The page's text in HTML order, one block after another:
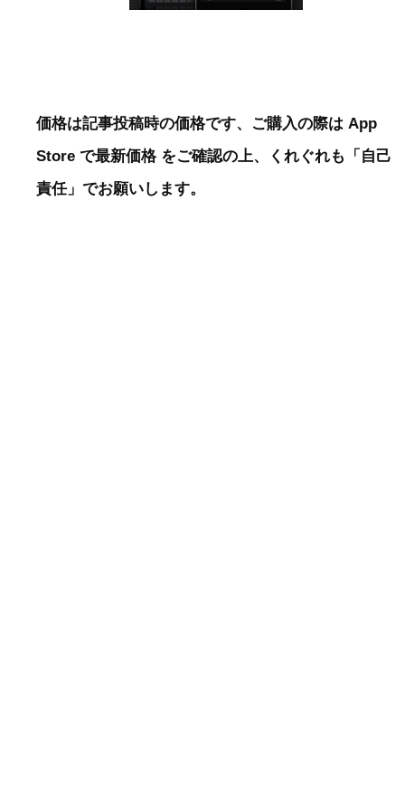
価格は記事投稿時の価格です、ご購入の際は App
Store で最新価格 をご確認の上、くれぐれも「自己
責任」でお願いします。